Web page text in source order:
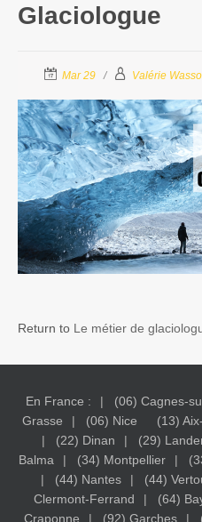
Glaciologue
Mar 29 Valérie
Return to Le métier de
En France : (06) Cagnes-
Grasse
(06) Nice (13)
(22) Dinan
(29)
Balma
(34) Montpellier
(44) Nantes
(44)
Clermont-Ferrand
(64)
Craponne
(92) Garches